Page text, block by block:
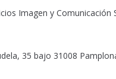
Imagen y Comunicación
35 bajo 31008